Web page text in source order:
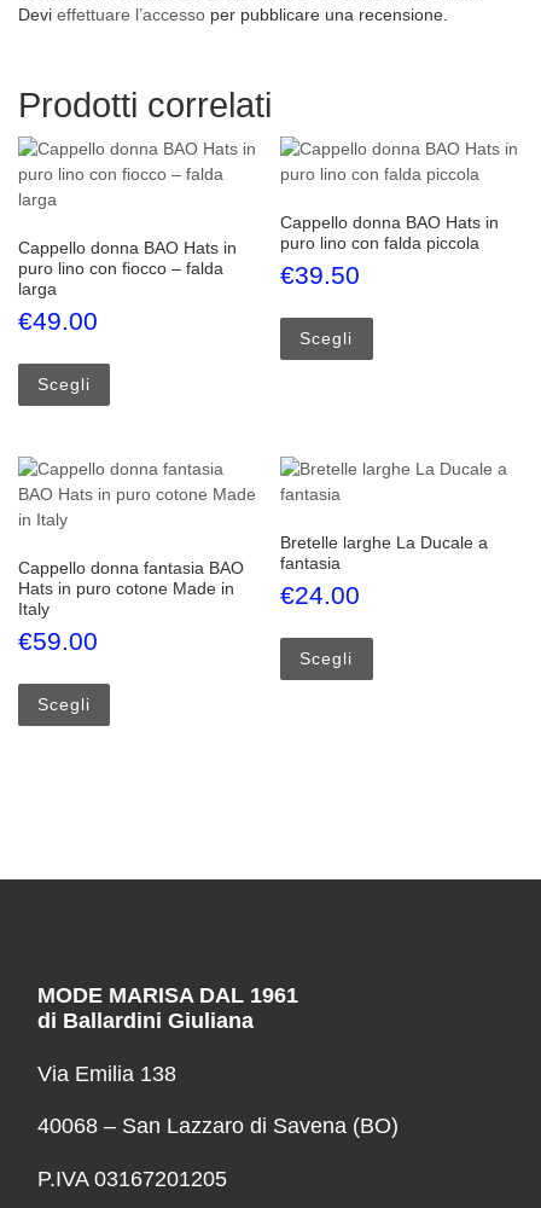
Devi effettuare l’accesso per pubblicare una recensione.
Prodotti correlati
Cappello donna BAO Hats in
puro lino con fiocco – falda
larga
€49.00
Scegli
Questo prodotto ha più varianti. Le opzioni possono
Cappello donna BAO Hats in
puro lino con falda piccola
€39.50
Scegli
Cappello donna fantasia BAO
Hats in puro cotone Made in
Italy
€59.00
Scegli
Questo prodotto ha più varianti. Le opzioni possono
Bretelle larghe La Ducale a
fantasia
€24.00
Scegli
MODE MARISA DAL 1961
di Ballardini Giuliana
Via Emilia 138
40068 – San Lazzaro di Savena (BO)
P.IVA 03167201205